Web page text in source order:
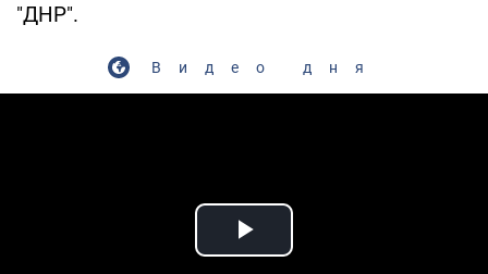
"ДНР".
Видео дня
Play Video